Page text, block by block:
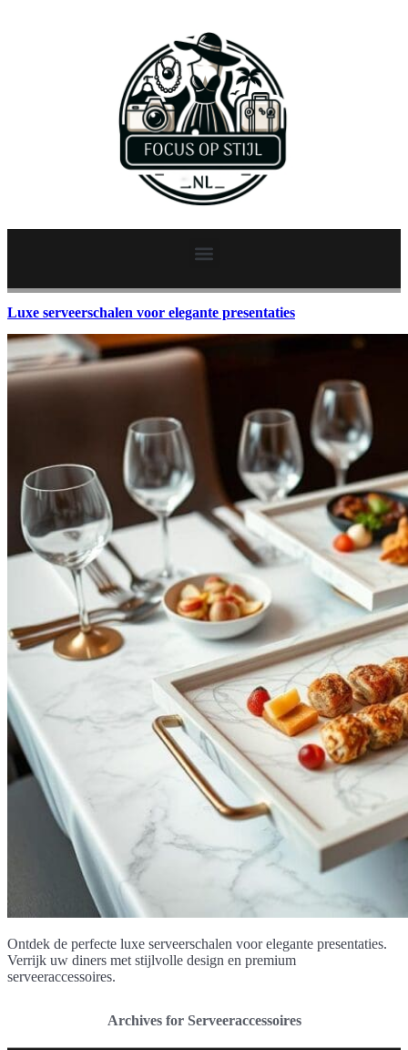
Luxe serveerschalen voor elegante presentaties
Ontdek de perfecte luxe serveerschalen voor elegante presentaties.
Verrijk uw diners met stijlvolle design en premium
serveeraccessoires.
Archives for Serveeraccessoires